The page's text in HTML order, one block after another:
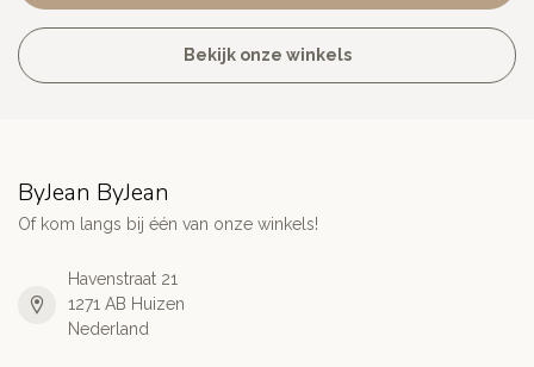
Bekijk onze winkels
ByJean ByJean
Of kom langs bij één van onze winkels!
Havenstraat 21
1271 AB Huizen
Nederland